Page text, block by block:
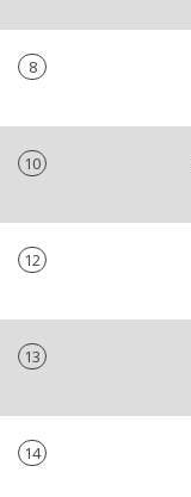
8
10
12
13
14